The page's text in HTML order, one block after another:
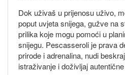
Dok uživaš u prijenosu uživo,
poput uvjeta snijega, gužve na
prilika koje mogu pomoći u
snijegu. Pescasseroli je prava
prirode i adrenalina, nudi
istraživanje i doživljaj